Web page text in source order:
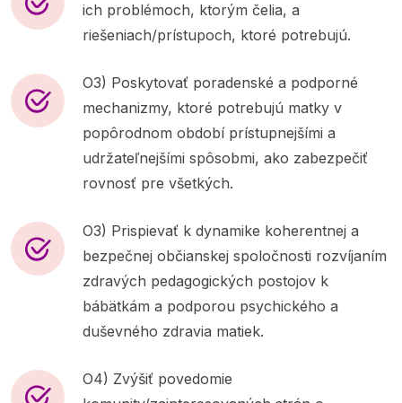
ich problémoch, ktorým čelia, a
riešeniach/prístupoch, ktoré potrebujú.
O3) Poskytovať poradenské a podporné
mechanizmy, ktoré potrebujú matky v
popôrodnom období prístupnejšími a
udržateľnejšími spôsobmi, ako zabezpečiť
rovnosť pre všetkých.
O3) Prispievať k dynamike koherentnej a
bezpečnej občianskej spoločnosti rozvíjaním
zdravých pedagogických postojov k
bábätkám a podporou psychického a
duševného zdravia matiek.
O4) Zvýšiť povedomie